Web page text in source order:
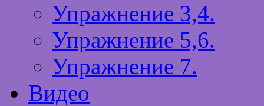
Упражнение 3,4.
Упражнение 5,6.
Упражнение 7.
Видео